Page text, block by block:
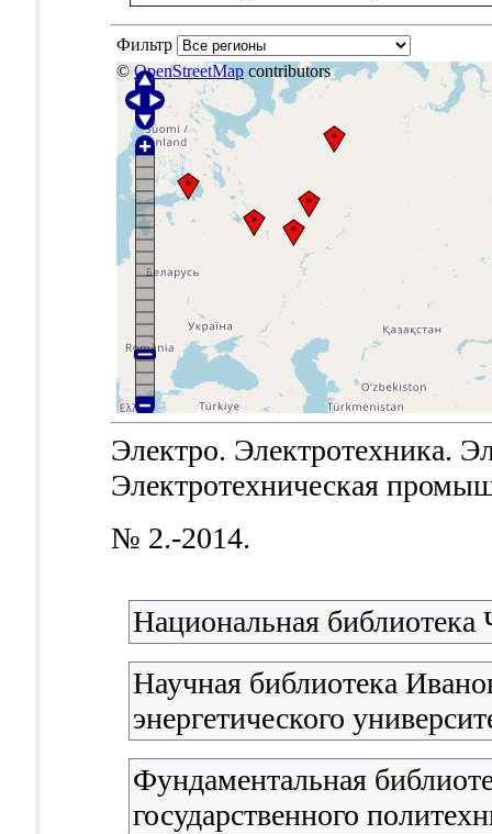
Фильтр
© OpenStreetMap contributors
Электро. Электротехника.
Электротехническая
№ 2.-2014.
Национальная
Научная библиотека
энергетического
Фундаментальная
государственного